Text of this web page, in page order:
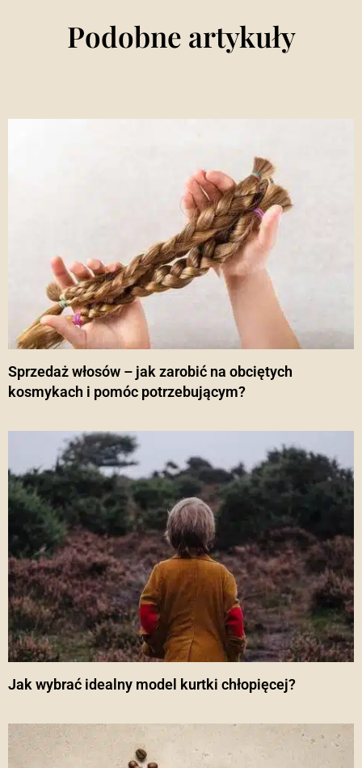
Podobne artykuły
Sprzedaż włosów – jak zarobić na obciętych
kosmykach i pomóc potrzebującym?
Jak wybrać idealny model kurtki chłopięcej?